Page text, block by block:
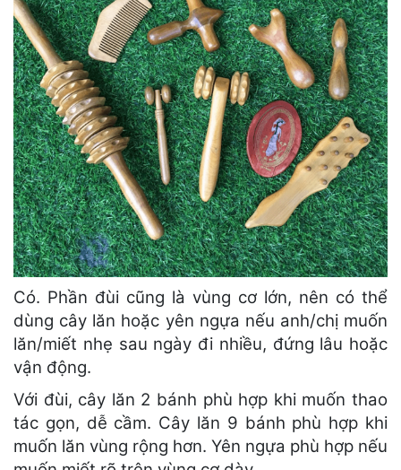
Có. Phần đùi cũng là vùng cơ lớn, nên có thể
dùng cây lăn hoặc yên ngựa nếu anh/chị muốn
lăn/miết nhẹ sau ngày đi nhiều, đứng lâu hoặc
vận động.
Với đùi, cây lăn 2 bánh phù hợp khi muốn thao
tác gọn, dễ cầm. Cây lăn 9 bánh phù hợp khi
muốn lăn vùng rộng hơn. Yên ngựa phù hợp nếu